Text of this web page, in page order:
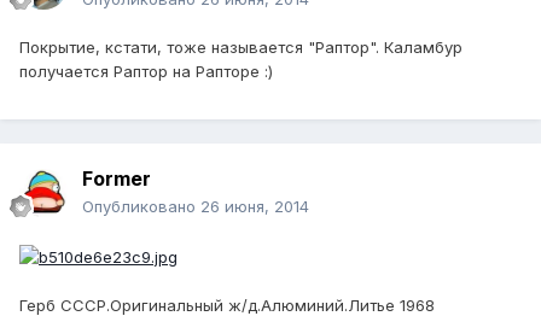
Покрытие, кстати, тоже называется "Раптор". Каламбур
получается Раптор на Рапторе :)
Former
Опубликовано 26 июня, 2014
Герб СССР.Оригинальный ж/д.Алюминий.Литье 1968